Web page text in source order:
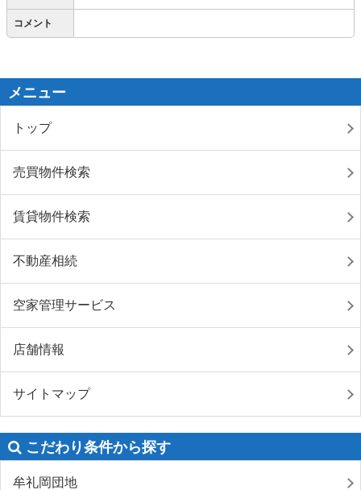
コメント
メニュー
トップ
売買物件検索
賃貸物件検索
不動産相続
空家管理サービス
店舗情報
サイトマップ
こだわり条件から探す
牟礼岡団地